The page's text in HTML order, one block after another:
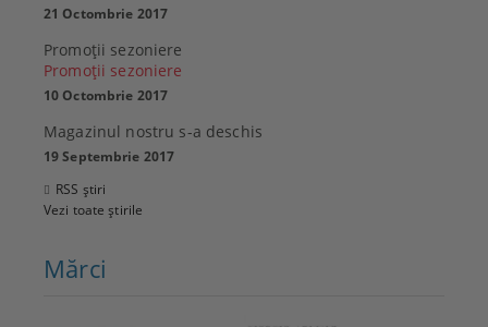
21 Octombrie 2017
Promoţii sezoniere
Promoţii sezoniere
10 Octombrie 2017
Magazinul nostru s-a deschis
19 Septembrie 2017
RSS știri
Vezi toate știrile
Mărci